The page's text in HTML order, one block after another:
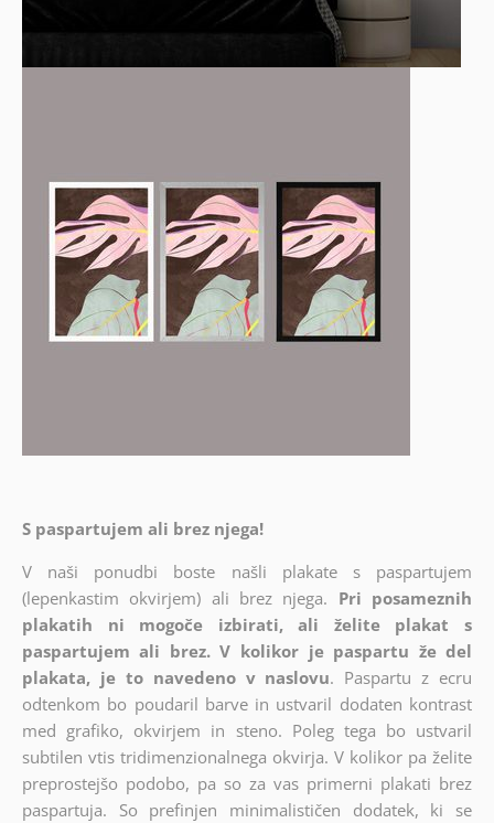
S paspartujem ali brez njega!
V naši ponudbi boste našli plakate s paspartujem
(lepenkastim okvirjem) ali brez njega. Pri posameznih
plakatih ni mogoče izbirati, ali želite plakat s
paspartujem ali brez. V kolikor je paspartu že del
plakata, je to navedeno v naslovu. Paspartu z ecru
odtenkom bo poudaril barve in ustvaril dodaten kontrast
med grafiko, okvirjem in steno. Poleg tega bo ustvaril
subtilen vtis tridimenzionalnega okvirja. V kolikor pa želite
preprostejšo podobo, pa so za vas primerni plakati brez
paspartuja. So prefinjen minimalističen dodatek, ki se